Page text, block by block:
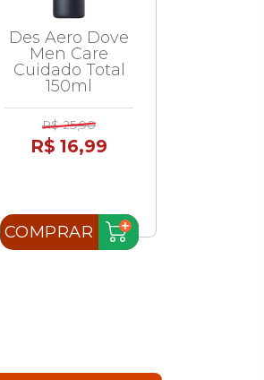
Des Aero Dove
Men Care
Cuidado Total
150ml
R$ 25,90
R$ 16,99
COMPRAR